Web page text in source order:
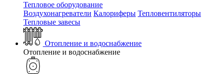
Тепловое оборудование
Воздухонагреватели Калориферы Тепловентиляторы
Тепловые завесы
Отопление и водоснабжение
Отопление и водоснабжение